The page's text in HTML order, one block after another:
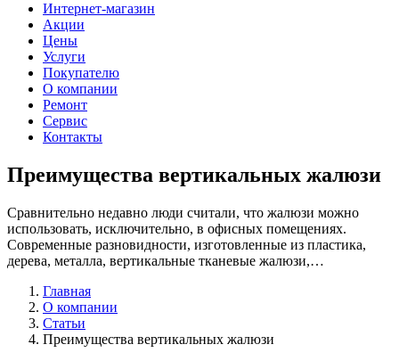
Интернет-магазин
Акции
Цены
Услуги
Покупателю
О компании
Ремонт
Сервис
Контакты
Преимущества вертикальных жалюзи
Сравнительно недавно люди считали, что жалюзи можно
использовать, исключительно, в офисных помещениях.
Современные разновидности, изготовленные из пластика,
дерева, металла, вертикальные тканевые жалюзи,…
Главная
О компании
Статьи
Преимущества вертикальных жалюзи